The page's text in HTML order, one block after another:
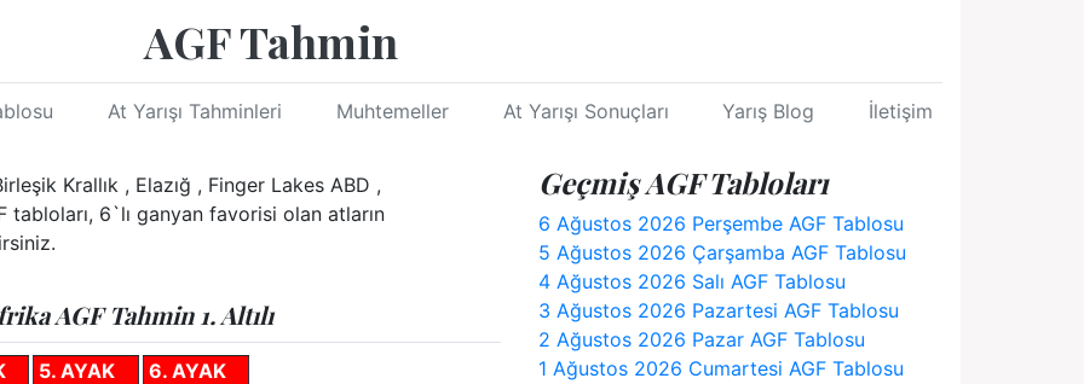
AGF Tahmin
At Yarışı Tahminleri Muhtemeller At Yarışı Sonuçları Yarış Blog İletişim
Krallık , Elazığ , Finger Lakes ABD ,
tabloları, 6`lı ganyan favorisi olan atların
AGF Tahmin 1. Altılı
5. AYAK
6. AYAK
Geçmiş AGF Tabloları
6 Ağustos 2026 Perşembe AGF Tablosu
5 Ağustos 2026 Çarşamba AGF Tablosu
4 Ağustos 2026 Salı AGF Tablosu
3 Ağustos 2026 Pazartesi AGF Tablosu
2 Ağustos 2026 Pazar AGF Tablosu
1 Ağustos 2026 Cumartesi AGF Tablosu